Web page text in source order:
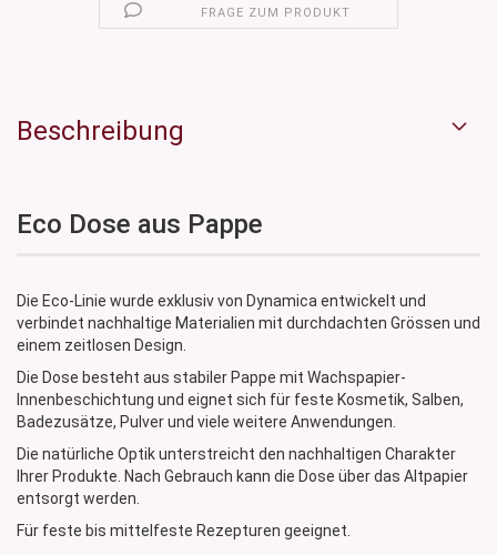
FRAGE ZUM PRODUKT
Beschreibung
Eco Dose aus Pappe
Die Eco-Linie wurde exklusiv von Dynamica entwickelt und
verbindet nachhaltige Materialien mit durchdachten Grössen und
einem zeitlosen Design.
Die Dose besteht aus stabiler Pappe mit Wachspapier-
Innenbeschichtung und eignet sich für feste Kosmetik, Salben,
Badezusätze, Pulver und viele weitere Anwendungen.
Die natürliche Optik unterstreicht den nachhaltigen Charakter
Ihrer Produkte. Nach Gebrauch kann die Dose über das Altpapier
entsorgt werden.
Für feste bis mittelfeste Rezepturen geeignet.